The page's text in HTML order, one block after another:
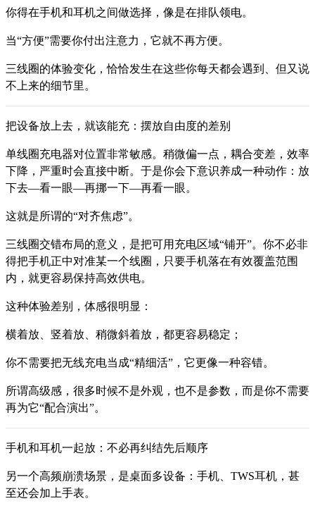
你得在手机和耳机之间做选择，像是在排队领电。
当“方便”需要你付出注意力，它就不再方便。
三线圈的体验变化，恰恰发生在这些你每天都会遇到、但又说
不上来的细节里。
把设备放上去，就该能充：摆放自由度的差别
单线圈充电器对位置非常敏感。稍微偏一点，耦合变差，效率
下降，严重时会直接中断。于是你会下意识养成一种动作：放
下去—看一眼—再挪一下—再看一眼。
这就是所谓的“对齐焦虑”。
三线圈交错布局的意义，是把可用充电区域“铺开”。你不必非
得把手机正中对准某一个线圈，只要手机落在有效覆盖范围
内，就更容易保持高效供电。
这种体验差别，体感很明显：
横着放、竖着放、稍微斜着放，都更容易稳定；
你不需要把无线充电当成“精细活”，它更像一种容错。
所谓高级感，很多时候不是外观，也不是参数，而是你不需要
再为它“配合演出”。
手机和耳机一起放：不必再纠结先后顺序
另一个高频崩溃场景，是桌面多设备：手机、TWS耳机，甚
至还会加上手表。